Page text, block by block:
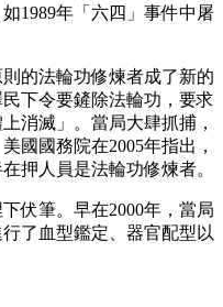
1989年「六四」事件中屠
的法輪功修煉者成了新的
下令要鏟除法輪功，要求
消滅」。當局大肆抓捕，
國國務院在2005年指出，
押人員是法輪功修煉者。
伏筆。早在2000年，當局
了血型鑑定、器官配型以